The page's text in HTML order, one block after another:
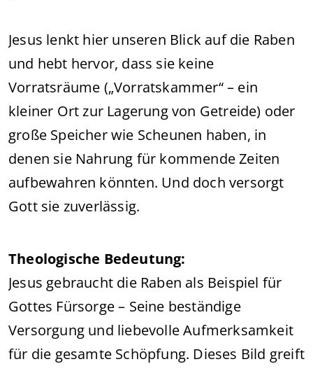
Jesus lenkt hier unseren Blick auf die Raben
und hebt hervor, dass sie keine
Vorratsräume („Vorratskammer“ – ein
kleiner Ort zur Lagerung von Getreide) oder
große Speicher wie Scheunen haben, in
denen sie Nahrung für kommende Zeiten
aufbewahren könnten. Und doch versorgt
Gott sie zuverlässig.
Theologische Bedeutung:
Jesus gebraucht die Raben als Beispiel für
Gottes Fürsorge – Seine beständige
Versorgung und liebevolle Aufmerksamkeit
für die gesamte Schöpfung. Dieses Bild greift